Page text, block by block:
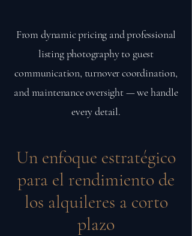
From dynamic pricing and professional
listing photography to guest
communication, turnover coordination,
and maintenance oversight — we handle
every detail.
Un enfoque estratégico
para el rendimiento de
los alquileres a corto
plazo